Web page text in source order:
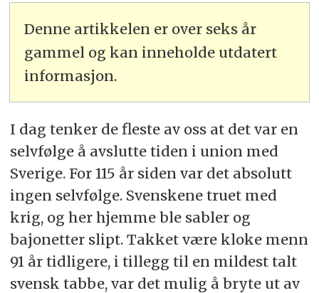
Denne artikkelen er over seks år
gammel og kan inneholde utdatert
informasjon.
I dag tenker de fleste av oss at det var en
selvfølge å avslutte tiden i union med
Sverige. For 115 år siden var det absolutt
ingen selvfølge. Svenskene truet med
krig, og her hjemme ble sabler og
bajonetter slipt. Takket være kloke menn
91 år tidligere, i tillegg til en mildest talt
svensk tabbe, var det mulig å bryte ut av